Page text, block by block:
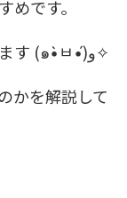
です。
「野球」は人生得すると僕は断言します (๑•̀ㅂ•́)و✧
かを解説して